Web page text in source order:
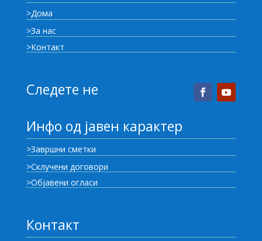
>Дома
>За нас
>Контакт
Следете не
Инфо од јавен карактер
>Завршни сметки
>Склучени договори
>Објавени огласи
Контакт